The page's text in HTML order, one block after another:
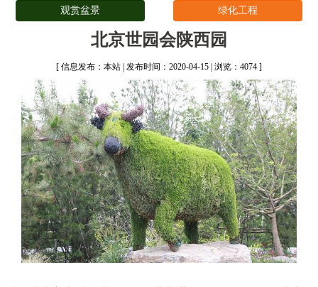
观赏盆景 绿化工程
北京世园会陕西园
[ 信息发布：本站 | 发布时间：2020-04-15 | 浏览：4074 ]